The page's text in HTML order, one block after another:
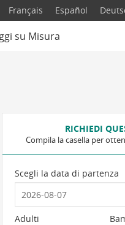
Français Español
su Misura
RICHIEDI
Compila la casella per
Scegli la data di partenza
Adulti